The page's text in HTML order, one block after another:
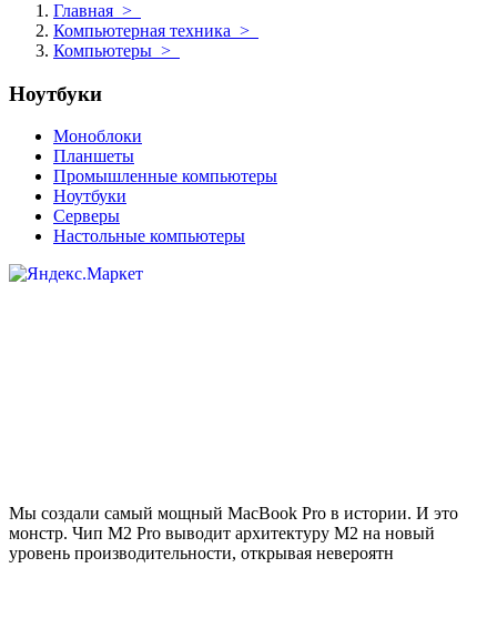
Главная >
Компьютерная техника >
Компьютеры >
Ноутбуки
Моноблоки
Планшеты
Промышленные компьютеры
Ноутбуки
Серверы
Настольные компьютеры
Мы создали самый мощный MacBook Pro в истории. И это
монстр. Чип M2 Pro выводит архитектуру M2 на новый
уровень производительности, открывая невероятн